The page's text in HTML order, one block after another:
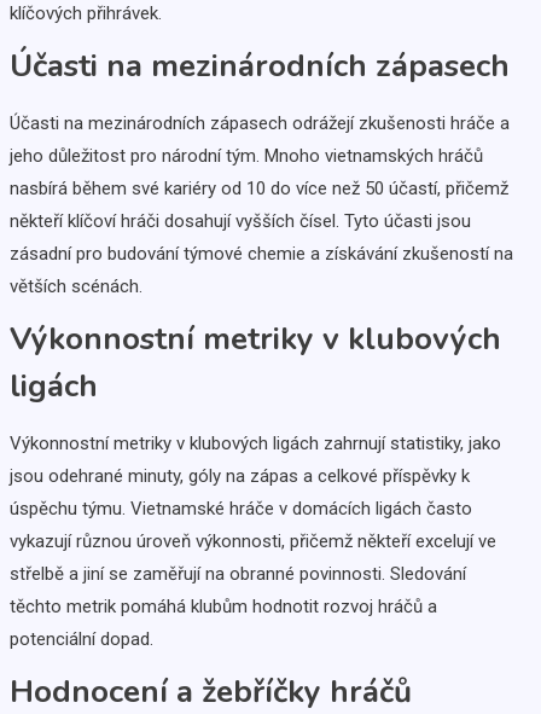
klíčových přihrávek.
Účasti na mezinárodních zápasech
Účasti na mezinárodních zápasech odrážejí zkušenosti hráče a
jeho důležitost pro národní tým. Mnoho vietnamských hráčů
nasbírá během své kariéry od 10 do více než 50 účastí, přičemž
někteří klíčoví hráči dosahují vyšších čísel. Tyto účasti jsou
zásadní pro budování týmové chemie a získávání zkušeností na
větších scénách.
Výkonnostní metriky v klubových
ligách
Výkonnostní metriky v klubových ligách zahrnují statistiky, jako
jsou odehrané minuty, góly na zápas a celkové příspěvky k
úspěchu týmu. Vietnamské hráče v domácích ligách často
vykazují různou úroveň výkonnosti, přičemž někteří excelují ve
střelbě a jiní se zaměřují na obranné povinnosti. Sledování
těchto metrik pomáhá klubům hodnotit rozvoj hráčů a
potenciální dopad.
Hodnocení a žebříčky hráčů